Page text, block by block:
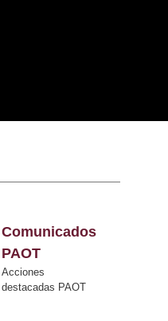
Comunicados
PAOT
Acciones
destacadas PAOT